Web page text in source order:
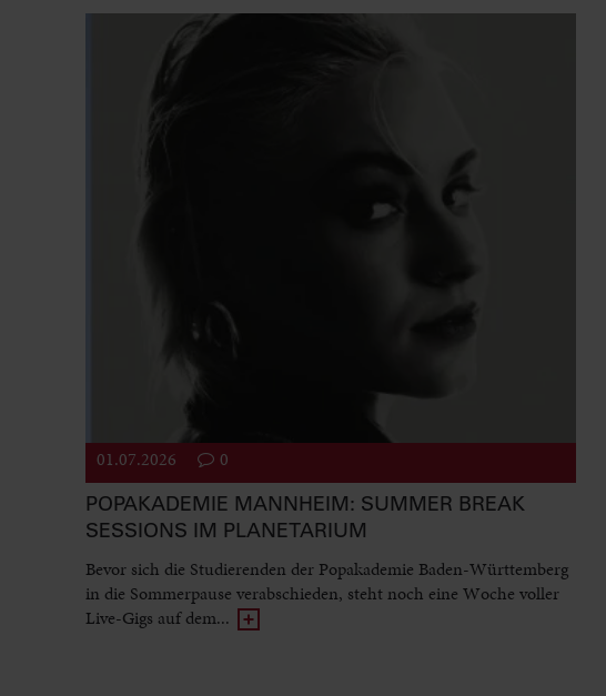
01.07.2026 0
POPAKADEMIE MANNHEIM: SUMMER BREAK
SESSIONS IM PLANETARIUM
Bevor sich die Studierenden der Popakademie Baden-Württemberg
in die Sommerpause verabschieden, steht noch eine Woche voller
Live-Gigs auf dem...